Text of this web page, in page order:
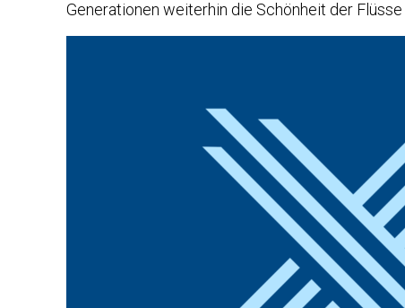
Generationen weiterhin die Schönheit der Flüsse